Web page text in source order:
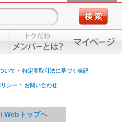
いて ・ 特定商取引法に基づく表記
リシー ・ お問い合わせ
Webトップへ